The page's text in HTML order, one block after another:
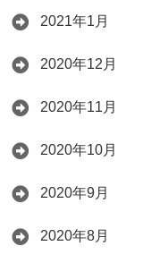
2021年1月
2020年12月
2020年11月
2020年10月
2020年9月
2020年8月